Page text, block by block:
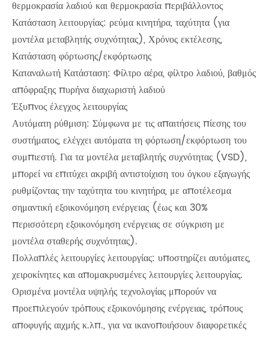
θερμοκρασία λαδιού και θερμοκρασία περιβάλλοντος
Κατάσταση λειτουργίας: ρεύμα κινητήρα, ταχύτητα (για
μοντέλα μεταβλητής συχνότητας), Χρόνος εκτέλεσης,
Κατάσταση φόρτωσης/εκφόρτωσης
Καταναλωτή Κατάσταση: Φίλτρο αέρα, φίλτρο λαδιού, βαθμός
απόφραξης πυρήνα διαχωριστή λαδιού
Έξυπνος έλεγχος λειτουργίας
Αυτόματη ρύθμιση: Σύμφωνα με τις απαιτήσεις πίεσης του
συστήματος, ελέγχει αυτόματα τη φόρτωση/εκφόρτωση του
συμπιεστή. Για τα μοντέλα μεταβλητής συχνότητας (VSD),
μπορεί να επιτύχει ακριβή αντιστοίχιση του όγκου εξαγωγής
ρυθμίζοντας την ταχύτητα του κινητήρα, με αποτέλεσμα
σημαντική εξοικονόμηση ενέργειας (έως και 30%
περισσότερη εξοικονόμηση ενέργειας σε σύγκριση με
μοντέλα σταθερής συχνότητας).
Πολλαπλές λειτουργίες λειτουργίας: υποστηρίζει αυτόματες,
χειροκίνητες και απομακρυσμένες λειτουργίες λειτουργίας.
Ορισμένα μοντέλα υψηλής τεχνολογίας μπορούν να
προεπιλεγούν τρόπους εξοικονόμησης ενέργειας, τρόπους
αποφυγής αιχμής κ.λπ., για να ικανοποιήσουν διαφορετικές